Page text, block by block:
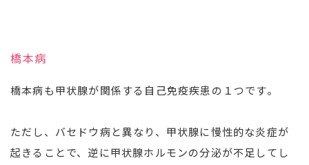
橋本病
橋本病も甲状腺が関係する自己免疫疾患の１つです。
ただし、バセドウ病と異なり、甲状腺に慢性的な炎症が
起きることで、逆に甲状腺ホルモンの分泌が不足してし